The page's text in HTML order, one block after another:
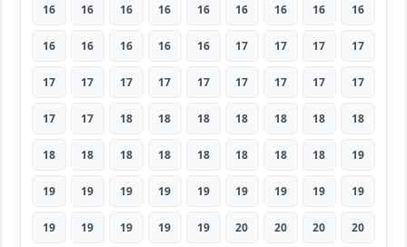
16 16 16 16 16 16 16 16 16
16 16 16 16 16 17 17 17 17
17 17 17 17 17 17 17 17 17
17 17 18 18 18 18 18 18 18
18 18 18 18 18 18 18 18 19
19 19 19 19 19 19 19 19 19
19 19 19 19 19 20 20 20 20